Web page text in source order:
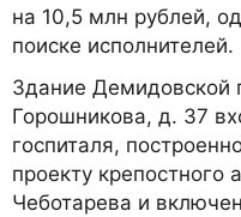
на 10,5 млн рублей,
поиске исполнителей.
Здание Демидовской
Горошникова, д. 37
госпиталя,
проекту крепостного
Чеботарева и